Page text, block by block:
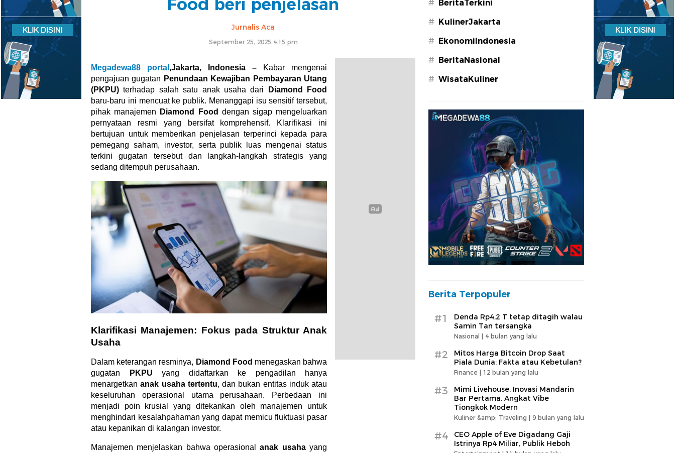
Food beri penjelasan
Jurnalis Aca
September 25, 2025 4:15 pm
Megadewa88 portal ,Jakarta, Indonesia – Kabar mengenai
pengajuan gugatan Penundaan Kewajiban Pembayaran Utang
(PKPU) terhadap salah satu anak usaha dari
Diamond Food
baru-baru ini mencuat ke publik. Menanggapi isu sensitif tersebut,
pihak manajemen
Diamond Food dengan sigap mengeluarkan
pernyataan resmi yang bersifat komprehensif. Klarifikasi ini
bertujuan untuk memberikan penjelasan terperinci kepada para
pemegang saham, investor, serta publik luas mengenai status
terkini gugatan tersebut dan langkah-langkah strategis yang
sedang ditempuh perusahaan.
Klarifikasi Manajemen: Fokus pada Struktur Anak
Usaha
Dalam keterangan resminya, Diamond Food menegaskan bahwa
gugatan
PKPU yang didaftarkan ke pengadilan hanya
menargetkananak usaha tertentu, dan bukan entitas induk atau
keseluruhan operasional utama perusahaan. Perbedaan ini
menjadi poin krusial yang ditekankan oleh manajemen untuk
menghindari kesalahpahaman yang dapat memicu fluktuasi pasar
atau kepanikan di kalangan investor.
Manajemen menjelaskan bahwa operasionalanak usahayang
# BeritaTerkini
# KulinerJakarta
# EkonomiIndonesia
# BeritaNasional
# WisataKuliner
Berita Terpopuler
#1
Denda Rp4,2 T tetap ditagih walau
Samin Tan tersangka
Nasional | 4 bulan yang lalu
#2
Mitos Harga Bitcoin Drop Saat
Piala Dunia: Fakta atau Kebetulan?
Finance | 12 bulan yang lalu
#3
Mimi Livehouse: Inovasi Mandarin
Bar Pertama, Angkat Vibe
Tiongkok Modern
Kuliner &amp; Traveling | 9 bulan yang lalu
#4
CEO Apple of Eve Digadang Gaji
Istrinya Rp4 Miliar, Publik Heboh